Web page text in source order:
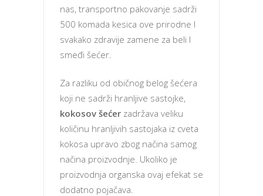
nas, transportno pakovanje sadrži
500 komada kesica ove prirodne I
svakako zdravije zamene za beli I
smeđi šećer.
Za razliku od običnog belog šećera
koji ne sadrži hranljive sastojke,
kokosov šećer zadržava veliku
količinu hranljivih sastojaka iz cveta
kokosa upravo zbog načina samog
načina proizvodnje. Ukoliko je
proizvodnja organska ovaj efekat se
dodatno pojačava.